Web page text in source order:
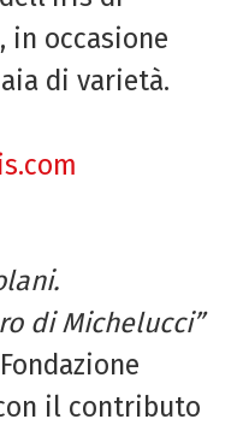
in occasione
di varietà.
di Michelucci”
il contributo